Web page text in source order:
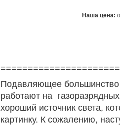
Наша цена:
Подавляющее большинство
работают на
хороший источник света,
картинку. К сожалению,